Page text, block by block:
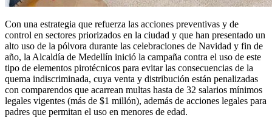
Con una estrategia que refuerza las acciones preventivas y de
control en sectores priorizados en la ciudad y que han presentado un
alto uso de la pólvora durante las celebraciones de Navidad y fin de
año, la Alcaldía de Medellín inició la campaña contra el uso de este
tipo de elementos pirotécnicos para evitar las consecuencias de la
quema indiscriminada, cuya venta y distribución están penalizadas
con comparendos que acarrean multas hasta de 32 salarios mínimos
legales vigentes (más de $1 millón), además de acciones legales para
padres que permitan el uso en menores de edad.